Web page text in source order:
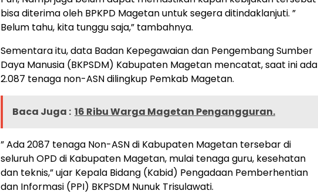
bisa diterima oleh BPKPD Magetan untuk segera ditindaklanjuti. ”
Belum tahu, kita tunggu saja,” tambahnya.
Sementara itu, data Badan Kepegawaian dan Pengembang Sumber
Daya Manusia (BKPSDM) Kabupaten Magetan mencatat, saat ini ada
2.087 tenaga non-ASN dilingkup Pemkab Magetan.
Baca Juga : 16 Ribu Warga Magetan Pengangguran.
” Ada 2087 tenaga Non-ASN di Kabupaten Magetan tersebar di
seluruh OPD di Kabupaten Magetan, mulai tenaga guru, kesehatan
dan teknis,” ujar Kepala Bidang (Kabid) Pengadaan Pemberhentian
dan Informasi (PPI) BKPSDM Nunuk Trisulawati.